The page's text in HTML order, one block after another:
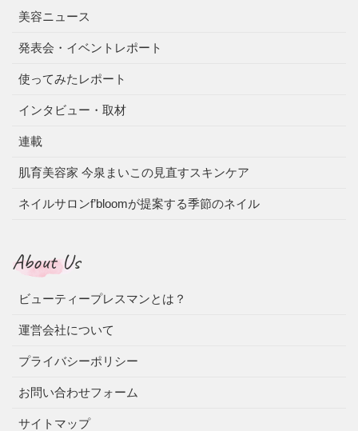
美容ニュース
発表会・イベントレポート
使ってみたレポート
インタビュー・取材
連載
肌育美容家 今泉まいこの見直すスキンケア
ネイルサロンf’bloomが提案する季節のネイル
About Us
ビューティープレスマンとは？
運営会社について
プライバシーポリシー
お問い合わせフォーム
サイトマップ